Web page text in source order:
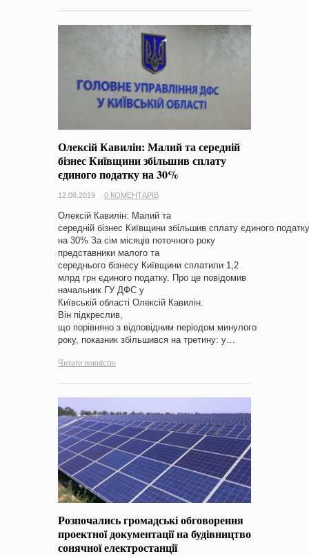
Олексій Кавилін: Малий та середній
бізнес Київщини збільшив сплату
єдиного податку на 30%
12.08.2019 0 КОМЕНТАРІВ
Олексій Кавилін: Малий та
середній бізнес Київщини збільшив сплату єдиного податку
на 30% За сім місяців поточного року
представники малого та
середнього бізнесу Київщини сплатили 1,2
млрд грн єдиного податку. Про це повідомив
начальник ГУ ДФС у
Київській області Олексій Кавилін.
Він підкреслив,
що порівняно з відповідним періодом минулого
року, показник збільшився на третину: у…
Читати повністю
Розпочались громадські обговорення
проектної документації на будівництво
сонячної електростанції